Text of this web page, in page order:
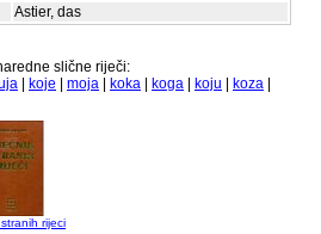
Astier, das
slične riječi:
koje moja koka koga koju koza
rijeci